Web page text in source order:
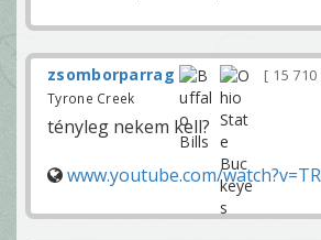
zsomborparrag 15 710
Tyrone Creek
tényleg nekem kell?
www.youtube.com/